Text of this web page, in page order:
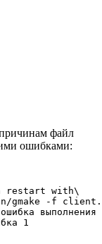
файл
ошибками:
restart with\
-f
выполнения
1